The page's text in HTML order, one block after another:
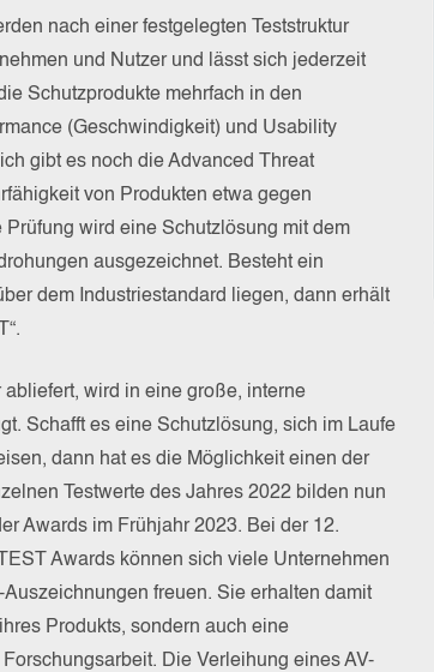
nach einer festgelegten Teststruktur
und Nutzer und lässt sich jederzeit
Schutzprodukte mehrfach in den
(Geschwindigkeit) und Usability
gibt es noch die Advanced Threat
von Produkten etwa gegen
wird eine Schutzlösung mit dem
ausgezeichnet. Besteht ein
dem Industriestandard liegen, dann erhält
wird in eine große, interne
Schafft es eine Schutzlösung, sich im Laufe
dann hat es die Möglichkeit einen der
Testwerte des Jahres 2022 bilden nun
Awards im Frühjahr 2023. Bei der 12.
Awards können sich viele Unternehmen
freuen. Sie erhalten damit
Produkts, sondern auch eine
Die Verleihung eines AV-